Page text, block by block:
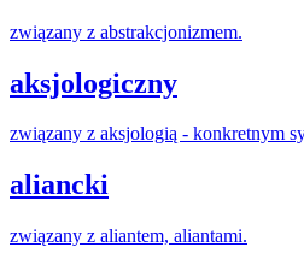
związany z abstrakcjonizmem.
aksjologiczny
związany z aksjologią - konkretnym
aliancki
związany z aliantem, aliantami.